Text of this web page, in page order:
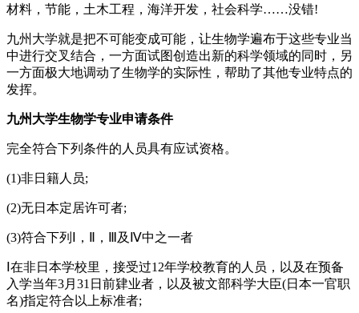
材料，节能，土木工程，海洋开发，社会科学……没错!
九州大学就是把不可能变成可能，让生物学遍布于这些专业当
中进行交叉结合，一方面试图创造出新的科学领域的同时，另
一方面极大地调动了生物学的实际性，帮助了其他专业特点的
发挥。
九州大学生物学专业申请条件
完全符合下列条件的人员具有应试资格。
(1)非日籍人员;
(2)无日本定居许可者;
(3)符合下列Ⅰ，Ⅱ，Ⅲ及Ⅳ中之一者
Ⅰ在非日本学校里，接受过12年学校教育的人员，以及在预备
入学当年3月31日前肄业者，以及被文部科学大臣(日本一官职
名)指定符合以上标准者;